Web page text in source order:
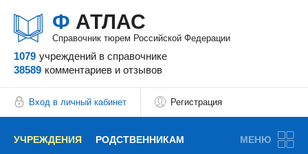
Ф АТЛАС
Справочник тюрем Российской Федерации
1079 учреждений в справочнике
38589 комментариев и отзывов
Вход в личный кабинет Регистрация
УЧРЕЖДЕНИЯ РОДСТВЕННИКАМ МЕНЮ